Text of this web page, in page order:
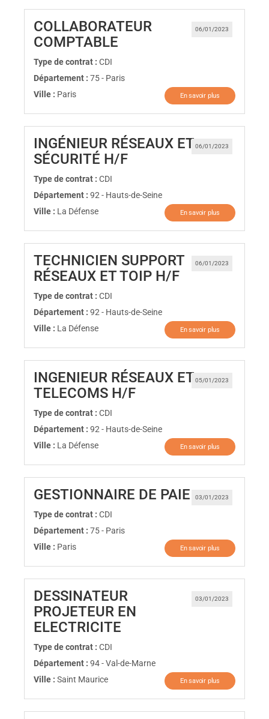
06/01/2023
COLLABORATEUR
COMPTABLE
Type de contrat : CDI
Département : 75 - Paris
Ville : Paris En savoir plus
06/01/2023
INGÉNIEUR RÉSEAUX ET
SÉCURITÉ H/F(Nouvelle fenêtre)
Type de contrat : CDI
Département : 92 - Hauts-de-Seine
Ville : La Défense En savoir plus
06/01/2023
TECHNICIEN SUPPORT
RÉSEAUX ET TOIP H/F(Nouvelle
Type de contrat : CDI
Département : 92 - Hauts-de-Seine
Ville : La Défense En savoir plus
05/01/2023
INGENIEUR RÉSEAUX ET
TELECOMS H/F(Nouvelle fenêtre)
Type de contrat : CDI
Département : 92 - Hauts-de-Seine
Ville : La Défense En savoir plus
03/01/2023
GESTIONNAIRE DE PAIE (Nouvelle
Type de contrat : CDI
Département : 75 - Paris
Ville : Paris En savoir plus
03/01/2023
DESSINATEUR
PROJETEUR EN
ELECTRICITE
Type de contrat : CDI
Département : 94 - Val-de-Marne
Ville : Saint Maurice En savoir plus